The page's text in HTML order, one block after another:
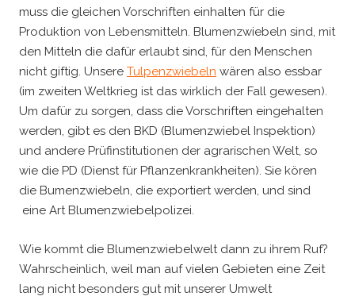
muss die gleichen Vorschriften einhalten für die
Produktion von Lebensmitteln. Blumenzwiebeln sind, mit
den Mitteln die dafür erlaubt sind, für den Menschen
nicht giftig. Unsere Tulpenzwiebeln wären also essbar
(im zweiten Weltkrieg ist das wirklich der Fall gewesen).
Um dafür zu sorgen, dass die Vorschriften eingehalten
werden, gibt es den BKD (Blumenzwiebel Inspektion)
und andere Prüfinstitutionen der agrarischen Welt, so
wie die PD (Dienst für Pflanzenkrankheiten). Sie kören
die Bumenzwiebeln, die exportiert werden, und sind
eine Art Blumenzwiebelpolizei.
Wie kommt die Blumenzwiebelwelt dann zu ihrem Ruf?
Wahrscheinlich, weil man auf vielen Gebieten eine Zeit
lang nicht besonders gut mit unserer Umwelt